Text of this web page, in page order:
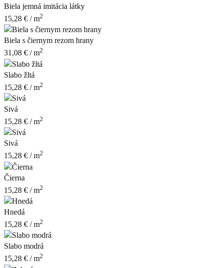
Biela jemná imitácia látky
15,28 € / m2
Biela s čiernym rezom hrany
31,08 € / m2
Slabo žltá
15,28 € / m2
Sivá
15,28 € / m2
Sivá
15,28 € / m2
Čierna
15,28 € / m2
Hnedá
15,28 € / m2
Slabo modrá
15,28 € / m2